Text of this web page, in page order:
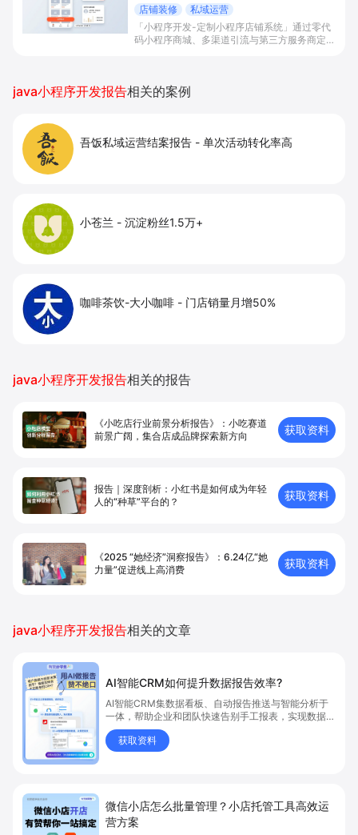
店铺装修
私域运营
「小程序开发-定制小程序店铺系统」通过零代
码小程序商城、多渠道引流与第三方服务商定制
增长。
java小程序开发报告相关的案例
吾饭私域运营结案报告 - 单次活动转化率高
小苍兰 - 沉淀粉丝1.5万+
咖啡茶饮-大小咖啡 - 门店销量月增50%
java小程序开发报告相关的报告
《小吃店行业前景分析报告》：小吃赛道
前景广阔，集合店成品牌探索新方向
获取资料
报告｜深度剖析：小红书是如何成为年轻
人的“种草”平台的？
获取资料
《2025 “她经济”洞察报告》：6.24亿“她
力量”促进线上高消费
获取资料
java小程序开发报告相关的文章
AI智能CRM如何提升数据报告效率?
AI智能CRM集数据看板、自动报告推送与智能分析于
一体，帮助企业和团队快速告别手工报表，实现数据自
动推送、智能解析业务亮点与问题。
获取资料
微信小店怎么批量管理？小店托管工具高效运
营方案